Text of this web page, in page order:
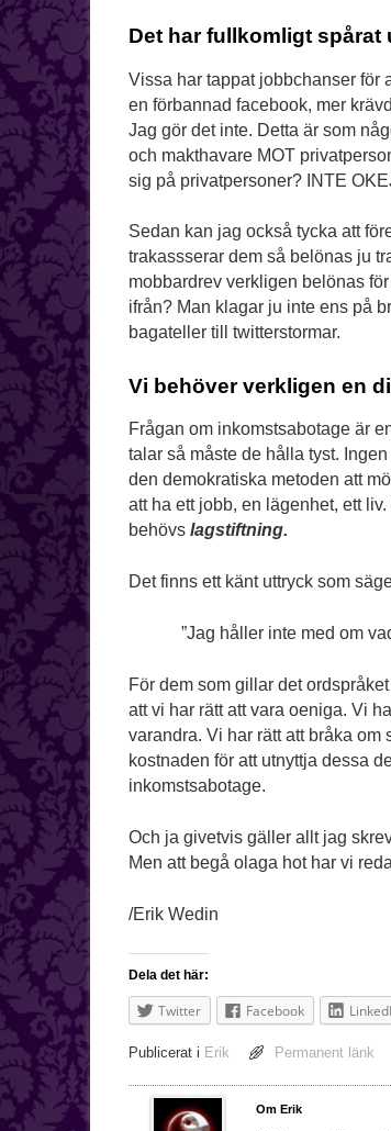
Det har fullkomligt spårat
Vissa har tappat jobbchanser för
en förbannad facebook, mer
Jag gör det inte. Detta är som
och makthavare MOT
sig på privatpersoner? INTE
Sedan kan jag också tycka att
trakassserar dem så belönas ju
mobbardrev verkligen belönas
ifrån? Man klagar ju inte ens på
bagateller till twitterstormar.
Vi behöver verkligen en
Frågan om inkomstsabotage är
talar så måste de hålla tyst.
den demokratiska metoden att
att ha ett jobb, en lägenhet, ett
behövs lagstiftning.
Det finns ett känt uttryck som
”Jag håller inte med om
För dem som gillar det
att vi har rätt att vara oeniga. Vi
varandra. Vi har rätt att bråka om
kostnaden för att utnyttja dessa
inkomstsabotage.
Och ja givetvis gäller allt jag
Men att begå olaga hot har vi
/Erik Wedin
Dela det här:
Twitter Facebook
Publicerat i Erik Permanent länk
Om Erik